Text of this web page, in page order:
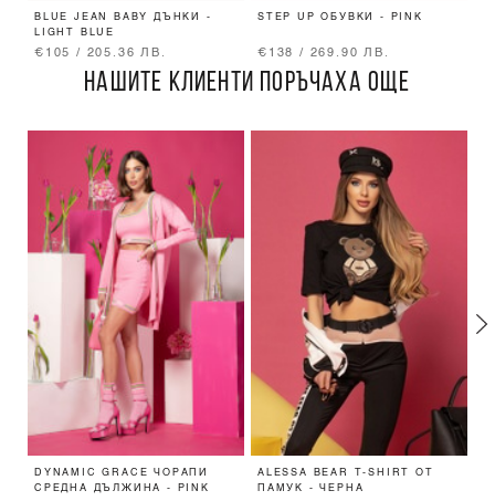
BLUE JEAN BABY ДЪНКИ -
LIGHT BLUE
€105 / 205.36 ЛВ.
STEP UP ОБУВКИ - PINK
€138 / 269.90 ЛВ.
НАШИТЕ КЛИЕНТИ ПОРЪЧАХА ОЩЕ
DYNAMIC GRACE ЧОРАПИ
СРЕДНА ДЪЛЖИНА - PINK
ALESSA BEAR T-SHIRT ОТ
ПАМУК - ЧЕРНА